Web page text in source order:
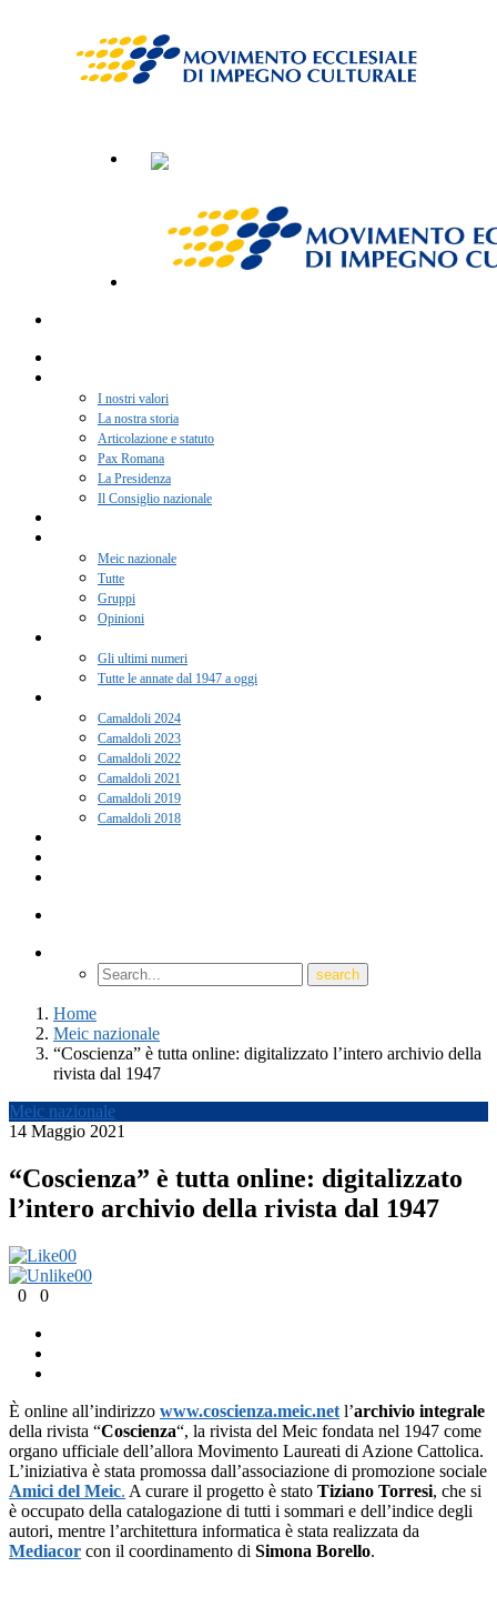
I nostri valori
La nostra storia
Articolazione e statuto
Pax Romana
La Presidenza
Il Consiglio nazionale
Meic nazionale
Tutte
Gruppi
Opinioni
Gli ultimi numeri
Tutte le annate dal 1947 a oggi
Camaldoli 2024
Camaldoli 2023
Camaldoli 2022
Camaldoli 2021
Camaldoli 2019
Camaldoli 2018
Home
Meic nazionale
“Coscienza” è tutta online: digitalizzato l’intero archivio della
rivista dal 1947
Meic nazionale
14 Maggio 2021
“Coscienza” è tutta online: digitalizzato
l’intero archivio della rivista dal 1947
00
00
0
0
È online all’indirizzo www.coscienza.meic.net l’archivio integrale
della rivista “Coscienza“, la rivista del Meic fondata nel 1947 come
organo ufficiale dell’allora Movimento Laureati di Azione Cattolica.
L’iniziativa è stata promossa dall’associazione di promozione sociale
Amici del Meic. A curare il progetto è stato Tiziano Torresi, che si
è occupato della catalogazione di tutti i sommari e dell’indice degli
autori, mentre l’architettura informatica è stata realizzata da
Mediacor con il coordinamento di Simona Borello.